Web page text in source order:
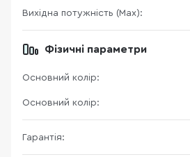
Вихідна потужність (Max):
Фізичні параметри
Основний колір:
Основний колір:
Гарантія: